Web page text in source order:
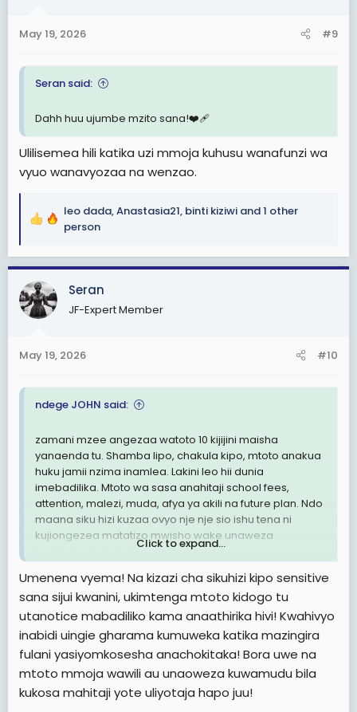
s
May 19, 2026 #9
Seran said:
Dahh huu ujumbe mzito sana!❤️‍🩹
Ulilisemea hili katika uzi mmoja kuhusu wanafunzi wa
vyuo wanavyozaa na wenzao.
R
a
c
t
i
o
s
leo dada,Anastasia21, binti kiziwi and 1 other
person
Seran
JF-Expert Member
May 19, 2026 #10
ndege JOHN said:
zamani mzee angezaa watoto 10 kijijini maisha
yanaenda tu. Shamba lipo, chakula kipo, mtoto anakua
huku jamii nzima inamlea. Lakini leo hii dunia
imebadilika. Mtoto wa sasa anahitaji school fees,
attention, malezi, muda, afya ya akili na future plan. Ndo
maana siku hizi kuzaa ovyo nje nje sio ishu tena ni
kujiongezea matatizo mwisho wake unaweza
kushindwa hata kujigawa.
Click to expand...
Umenena vyema! Na kizazi cha sikuhizi kipo sensitive
sana sijui kwanini, ukimtenga mtoto kidogo tu
utanotice mabadiliko kama anaathirika hivi! Kwahivyo
inabidi uingie gharama kumuweka katika mazingira
fulani yasiyomkosesha anachokitaka! Bora uwe na
mtoto mmoja wawili au unaoweza kuwamudu bila
kukosa mahitaji yote uliyotaja hapo juu!